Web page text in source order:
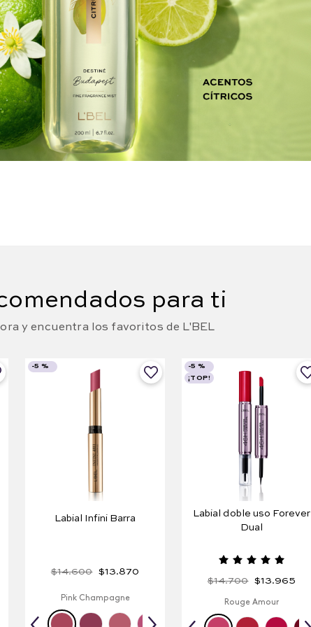
para ti
y encuentra los favoritos de L'BEL
-5 %
Labial Infini Barra
$14.600 $13.870
Pink Champagne
-5 %
¡TOP!
Labial doble uso Forever
Dual
$14.700 $13.965
Rouge Amour